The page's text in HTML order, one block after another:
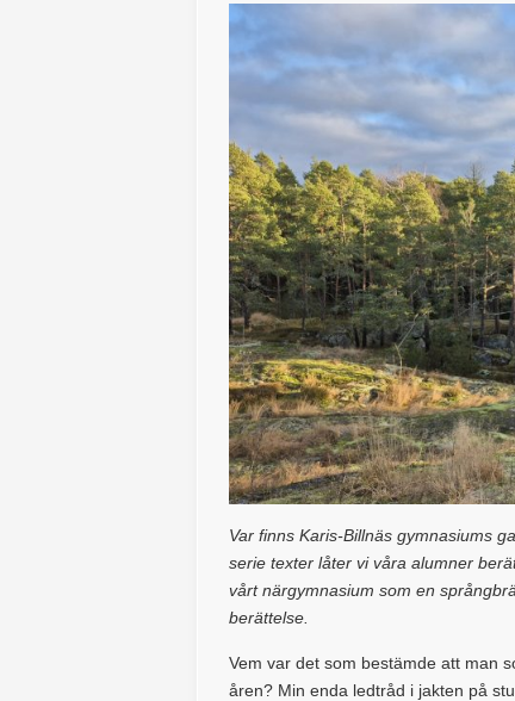
Var finns Karis-Billnäs gymnasiums
serie texter låter vi våra alumner
vårt närgymnasium som en
berättelse.
Vem var det som bestämde att man
åren? Min enda ledtråd i jakten på